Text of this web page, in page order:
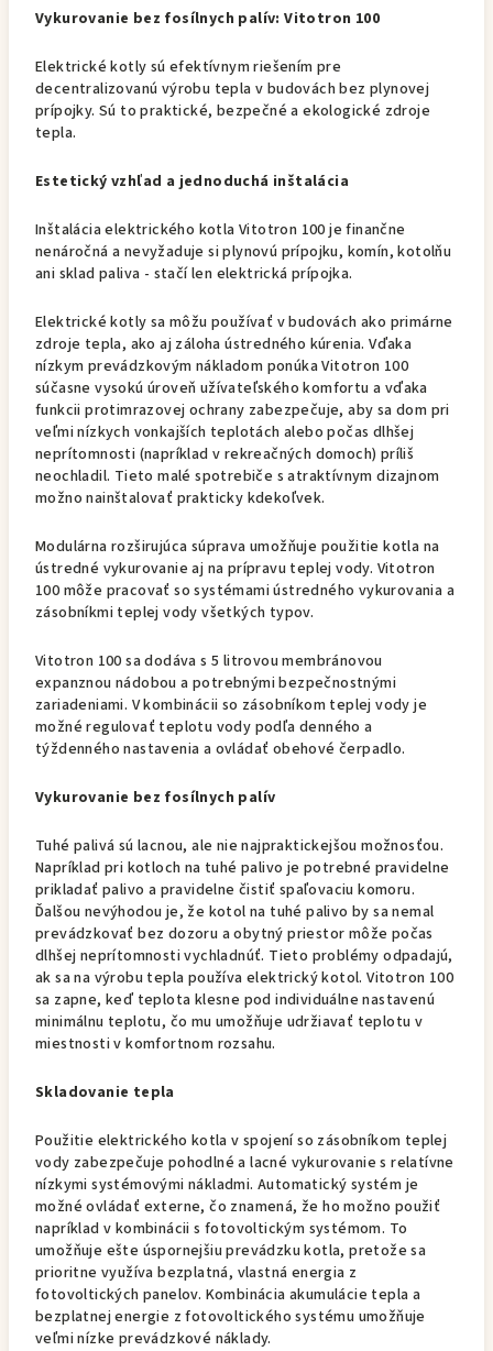
Vykurovanie bez fosílnych palív: Vitotron 100
Elektrické kotly sú efektívnym riešením pre
decentralizovanú výrobu tepla v budovách bez plynovej
prípojky. Sú to praktické, bezpečné a ekologické zdroje
tepla.
Estetický vzhľad a jednoduchá inštalácia
Inštalácia elektrického kotla Vitotron 100 je finančne
nenáročná a nevyžaduje si plynovú prípojku, komín, kotolňu
ani sklad paliva - stačí len elektrická prípojka.
Elektrické kotly sa môžu používať v budovách ako primárne
zdroje tepla, ako aj záloha ústredného kúrenia. Vďaka
nízkym prevádzkovým nákladom ponúka Vitotron 100
súčasne vysokú úroveň užívateľského komfortu a vďaka
funkcii protimrazovej ochrany zabezpečuje, aby sa dom pri
veľmi nízkych vonkajších teplotách alebo počas dlhšej
neprítomnosti (napríklad v rekreačných domoch) príliš
neochladil. Tieto malé spotrebiče s atraktívnym dizajnom
možno nainštalovať prakticky kdekoľvek.
Modulárna rozširujúca súprava umožňuje použitie kotla na
ústredné vykurovanie aj na prípravu teplej vody. Vitotron
100 môže pracovať so systémami ústredného vykurovania a
zásobníkmi teplej vody všetkých typov.
Vitotron 100 sa dodáva s 5 litrovou membránovou
expanznou nádobou a potrebnými bezpečnostnými
zariadeniami. V kombinácii so zásobníkom teplej vody je
možné regulovať teplotu vody podľa denného a
týždenného nastavenia a ovládať obehové čerpadlo.
Vykurovanie bez fosílnych palív
Tuhé palivá sú lacnou, ale nie najpraktickejšou možnosťou.
Napríklad pri kotloch na tuhé palivo je potrebné pravidelne
prikladať palivo a pravidelne čistiť spaľovaciu komoru.
Ďalšou nevýhodou je, že kotol na tuhé palivo by sa nemal
prevádzkovať bez dozoru a obytný priestor môže počas
dlhšej neprítomnosti vychladnúť. Tieto problémy odpadajú,
ak sa na výrobu tepla používa elektrický kotol. Vitotron 100
sa zapne, keď teplota klesne pod individuálne nastavenú
minimálnu teplotu, čo mu umožňuje udržiavať teplotu v
miestnosti v komfortnom rozsahu.
Skladovanie tepla
Použitie elektrického kotla v spojení so zásobníkom teplej
vody zabezpečuje pohodlné a lacné vykurovanie s relatívne
nízkymi systémovými nákladmi. Automatický systém je
možné ovládať externe, čo znamená, že ho možno použiť
napríklad v kombinácii s fotovoltickým systémom. To
umožňuje ešte úspornejšiu prevádzku kotla, pretože sa
prioritne využíva bezplatná, vlastná energia z
fotovoltických panelov. Kombinácia akumulácie tepla a
bezplatnej energie z fotovoltického systému umožňuje
veľmi nízke prevádzkové náklady.